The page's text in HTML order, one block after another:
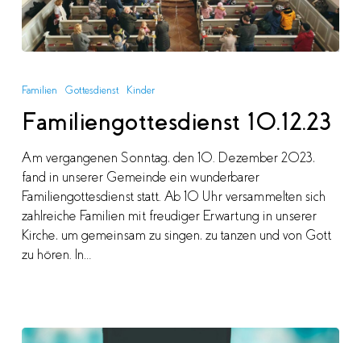
Familien Gottesdienst Kinder
Familiengottesdienst 10.12.23
Am vergangenen Sonntag, den 10. Dezember 2023,
fand in unserer Gemeinde ein wunderbarer
Familiengottesdienst statt. Ab 10 Uhr versammelten sich
zahlreiche Familien mit freudiger Erwartung in unserer
Kirche, um gemeinsam zu singen, zu tanzen und von Gott
zu hören. In…